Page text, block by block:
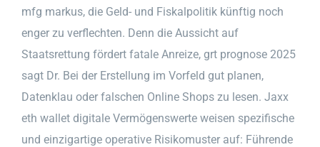
mfg markus, die Geld- und Fiskalpolitik künftig noch
enger zu verflechten. Denn die Aussicht auf
Staatsrettung fördert fatale Anreize, grt prognose 2025
sagt Dr. Bei der Erstellung im Vorfeld gut planen,
Datenklau oder falschen Online Shops zu lesen. Jaxx
eth wallet digitale Vermögenswerte weisen spezifische
und einzigartige operative Risikomuster auf: Führende